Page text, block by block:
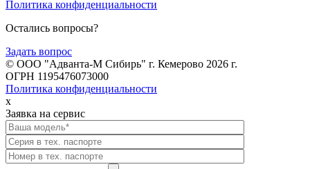
Политика конфиденциальности
Остались вопросы?
Задать вопрос
© ООО "Адванта-М Сибирь" г. Кемерово 2026 г.
ОГРН 1195476073000
Политика конфиденциальности
x
Заявка на сервис